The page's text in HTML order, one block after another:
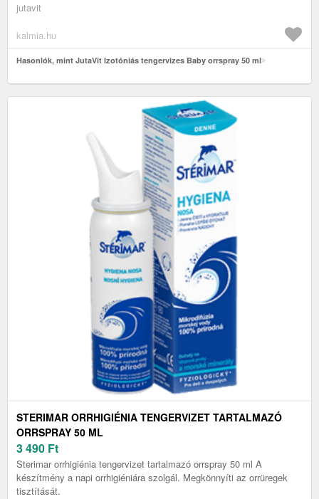
jutavit
kalmia.hu
Hasonlók, mint JutaVit Izotóniás tengervizes Baby orrspray 50 ml
STERIMAR ORRHIGIÉNIA TENGERVIZET TARTALMAZÓ
ORRSPRAY 50 ML
3 490 Ft
Sterimar orrhigiénia tengervizet tartalmazó orrspray 50 ml A
készítmény a napi orrhigiéniára szolgál. Megkönnyíti az orrüregek
tisztítását.